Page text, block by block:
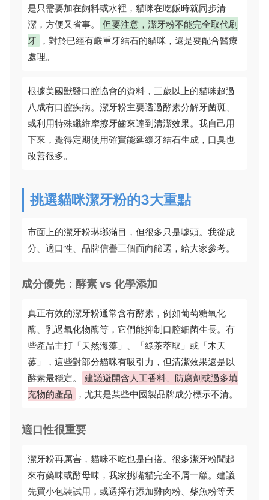
是只需要加在飼料或水裡，貓咪在吃飯時就同步清
潔，方便又省事。
但要注意，潔牙粉不能完全取代刷
牙 ，對於已經有嚴重牙結石的貓咪，還是要配合醫療
處理。
根據美國獸醫口腔協會的資料，三歲以上的貓咪超過
八成有口腔疾病。潔牙粉主要透過酵素分解牙菌斑、
或利用特殊纖維摩擦牙齒來達到清潔效果。我自己用
下來，覺得定期使用確實能延緩牙結石生成，口臭也
改善很多。
挑選貓咪潔牙粉的3大重點
市面上的潔牙粉琳瑯滿目，但很多只是噱頭。我從成
分、適口性、品牌信譽三個面向篩選，給大家參考。
成分優先：酵素 vs 化學添加
真正有效的潔牙粉通常含有酵素，例如葡萄糖氧化
酶、乳過氧化物酶等，它們能抑制口腔細菌生長。有
些產品主打「天然海藻」、「綠茶萃取」或「木天
蓼」，這些對部分貓咪有吸引力，但清潔效果還是以
酵素最穩定。
建議避開含人工香料、防腐劑或過多填
充物的產品
，尤其是某些中國製品牌成分標示不清。
適口性很重要
潔牙粉再厲害，貓咪不吃也是白搭。很多潔牙粉聞起
來有藥味或酵母味，我家挑嘴貓完全不屑一顧。建議
先買小包裝試用，或選擇有添加雞肉粉、柴魚粉等天